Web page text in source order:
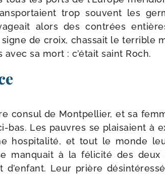
trop sou­vent les
alors des contrées
de croix, chas­sait le ter­rible
sa mort : c’était saint Roch.
consul de Montpellier, et sa
​bas. Les pauvres se plai­saient à
hos­pi­ta­li­té, et tout le monde
man­quait à la féli­ci­té des deux
d’enfant. Leur prière